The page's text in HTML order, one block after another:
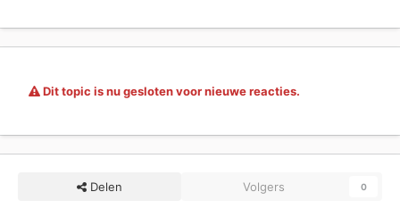
Dit topic is nu gesloten voor nieuwe reacties.
Delen Volgers 0